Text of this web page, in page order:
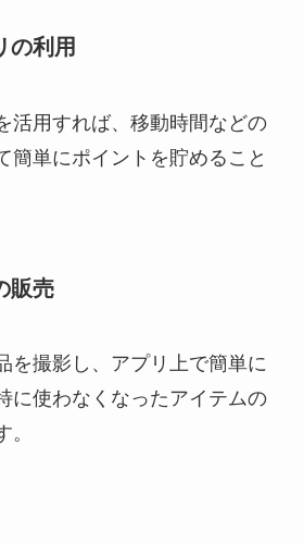
の利用
活用すれば、移動時間などの
簡単にポイントを貯めること
販売
を撮影し、アプリ上で簡単に
に使わなくなったアイテムの